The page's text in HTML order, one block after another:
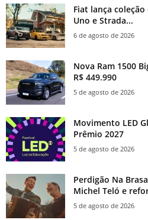
Fiat lança
Uno e Strada...
6 de agosto de 2026
Nova Ram 1500
R$ 449.990
5 de agosto de 2026
Movimento LED
Prêmio 2027
5 de agosto de 2026
Perdigão Na
Michel Teló e
5 de agosto de 2026